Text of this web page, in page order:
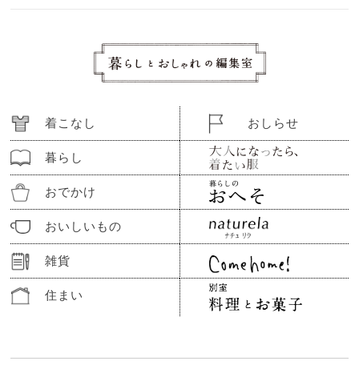
着こなし
暮らし
おでかけ
おいしいもの
雑貨
住まい
おしらせ